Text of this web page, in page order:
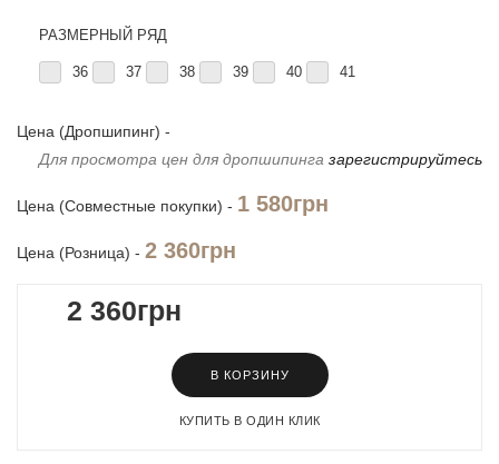
РАЗМЕРНЫЙ РЯД
36 37 38 39 40 41
Цена (Дропшипинг) -
Для просмотра цен для дропшипинга зарегистрируйтесь
Цена (Совместные покупки) - 1 580грн
Цена (Розница) - 2 360грн
2 360грн
В КОРЗИНУ
КУПИТЬ В ОДИН КЛИК